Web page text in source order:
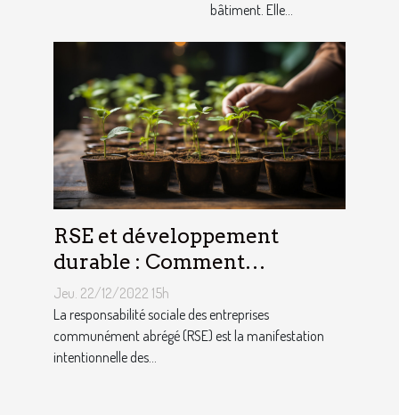
bâtiment. Elle...
RSE et développement
durable : Comment
décrocher vite un emploi
avec ce profil ?
Jeu. 22/12/2022 15h
La responsabilité sociale des entreprises
communément abrégé (RSE) est la manifestation
intentionnelle des...